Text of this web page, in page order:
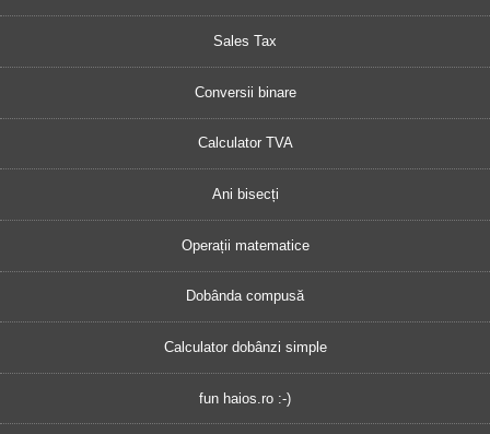
Sales Tax
Conversii binare
Calculator TVA
Ani bisecți
Operații matematice
Dobânda compusă
Calculator dobânzi simple
fun haios.ro :-)